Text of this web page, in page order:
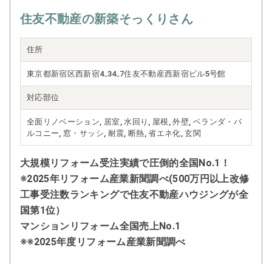
住友不動産の新築そっくりさん
住所
東京都新宿区西新宿4₋34₋7住友不動産西新宿ビル5号館
対応部位
全面リノベーション, 居室, 水回り, 屋根, 外壁, ベランダ・バ
ルコニー, 窓・サッシ, 耐震, 断熱, 省エネ化, 玄関
大規模リフォーム受注実績で圧倒的全国No.1！
※2025年リフォーム産業新聞調べ(500万円以上改修
工事受注数ランキングで住友不動産ハウジングが全
国第1位）
マンションリフォーム全国売上No.1
※※2025年度リフォーム産業新聞調べ